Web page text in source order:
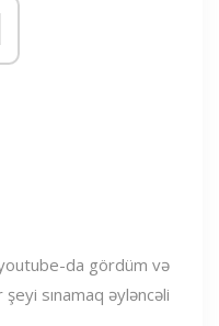
youtube-da gördüm və
sınamaq əyləncəli